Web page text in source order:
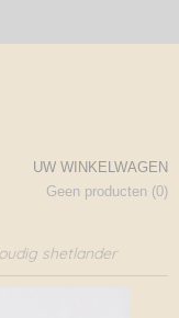
UW WINKELWAGEN
Geen producten (0)
shetlander